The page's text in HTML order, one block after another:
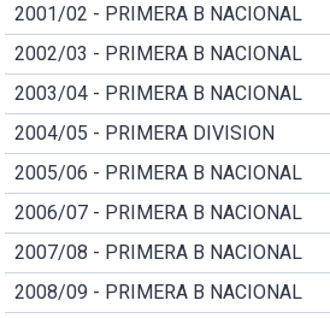
2001/02 - PRIMERA B NACIONAL
2002/03 - PRIMERA B NACIONAL
2003/04 - PRIMERA B NACIONAL
2004/05 - PRIMERA DIVISION
2005/06 - PRIMERA B NACIONAL
2006/07 - PRIMERA B NACIONAL
2007/08 - PRIMERA B NACIONAL
2008/09 - PRIMERA B NACIONAL